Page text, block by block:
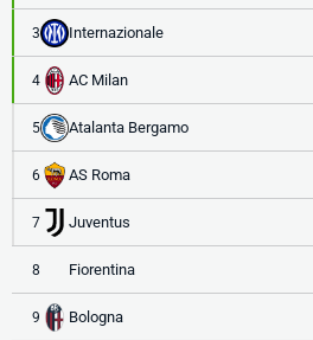
3 Internazionale
4 AC Milan
5 Atalanta Bergamo
6 AS Roma
7 Juventus
8 Fiorentina
9 Bologna